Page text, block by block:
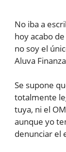
No iba a
hoy acabo
no soy el
Aluva
Se supone
totalmente
tuya, ni el
aunque yo
denunciar el